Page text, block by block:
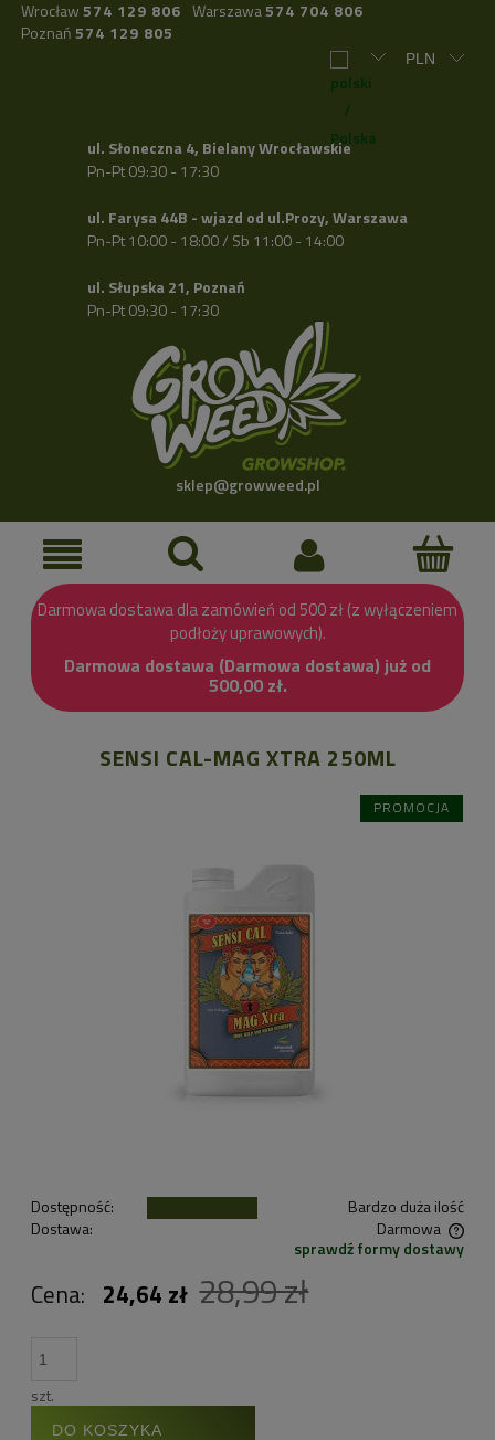
Wrocław 574 129 806 Warszawa574 704 806
Poznań 574 129 805
ul. Słoneczna 4, Bielany Wrocławskie
Pn-Pt 09:30 - 17:30
ul. Farysa 44B - wjazd od ul.Prozy, Warszawa
Pn-Pt 10:00 - 18:00 / Sb 11:00 - 14:00
ul. Słupska 21, Poznań
Pn-Pt 09:30 - 17:30
sklep@growweed.pl
Darmowa dostawa dla zamówień od 500 zł (z wyłączeniem
podłoży uprawowych).
Darmowa dostawa (Darmowa dostawa) już od
500,00 zł.
SENSI CAL-MAG XTRA 250ML
PROMOCJA
Dostępność:
Bardzo duża ilość
Dostawa:
Darmowa
Cena nie zawiera ewentualnych kosztów płatnościsprawdź formy dostawy
Cena: 24,64 zł 28,99 zł
szt.
DO KOSZYKA